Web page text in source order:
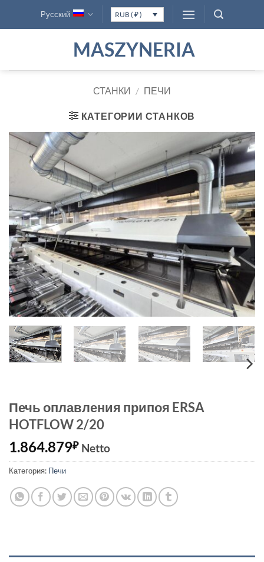
Русский RUB ( ₽ )
MASZYNERIA
СТАНКИ / ПЕЧИ
КАТЕГОРИИ СТАНКОВ
Печь оплавления припоя ERSA
HOTFLOW 2/20
1.864.879₽ Netto
Категория: Печи